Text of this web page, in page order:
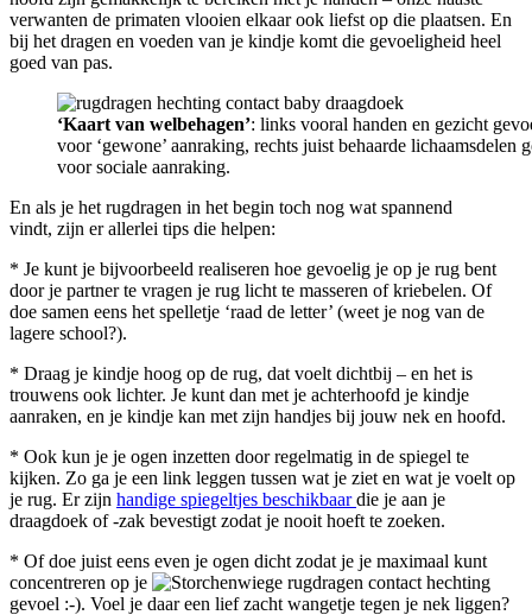
verwanten de primaten vlooien elkaar ook liefst op die plaatsen. En
bij het dragen en voeden van je kindje komt die gevoeligheid heel
goed van pas.
‘Kaart van welbehagen’: links vooral handen en gezicht
voor ‘gewone’ aanraking, rechts juist behaarde lichaamsdelen
voor sociale aanraking.
En als je het rugdragen in het begin toch nog wat spannend
vindt, zijn er allerlei tips die helpen:
* Je kunt je bijvoorbeeld realiseren hoe gevoelig je op je rug bent
door je partner te vragen je rug licht te masseren of kriebelen. Of
doe samen eens het spelletje ‘raad de letter’ (weet je nog van de
lagere school?).
* Draag je kindje hoog op de rug, dat voelt dichtbij – en het is
trouwens ook lichter. Je kunt dan met je achterhoofd je kindje
aanraken, en je kindje kan met zijn handjes bij jouw nek en hoofd.
* Ook kun je je ogen inzetten door regelmatig in de spiegel te
kijken. Zo ga je een link leggen tussen wat je ziet en wat je voelt op
je rug. Er zijn handige spiegeltjes beschikbaardie je aan je
draagdoek of -zak bevestigt zodat je nooit hoeft te zoeken.
* Of doe juist eens even je ogen dicht zodat je je maximaal kunt
concentreren op je
gevoel :-). Voel je daar een lief zacht wangetje tegen je nek liggen?